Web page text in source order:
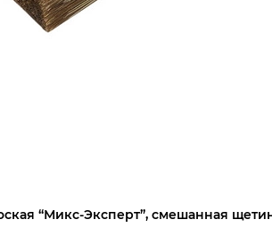
“Микс-Эксперт”, смешанная